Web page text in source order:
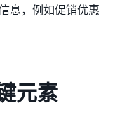
息，例如促销优惠
元素